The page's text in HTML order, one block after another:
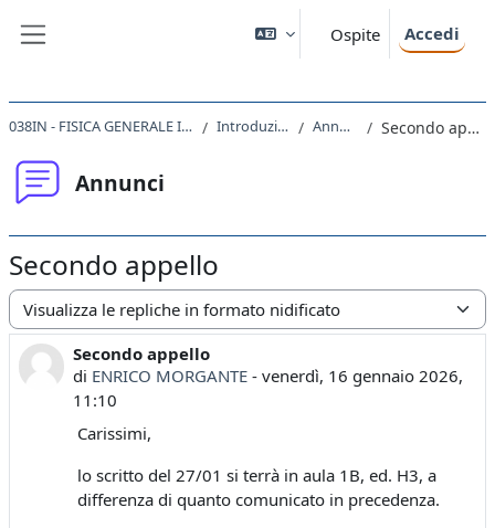
Ospite Accedi
038IN - FISICA GENERALE II 2025 Introduzione Annunci Secondo appello
Annunci
Secondo appello
Modalità visualizzazione
Secondo appello
di ENRICO MORGANTE -venerdì, 16 gennaio 2026,
11:10
Numero di risposte: 0
Carissimi,
lo scritto del 27/01 si terrà in aula 1B, ed. H3, a
differenza di quanto comunicato in precedenza.